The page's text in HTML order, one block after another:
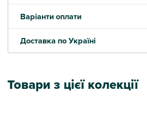
Варіанти оплати
Доставка по Україні
Товари з цієї колекції